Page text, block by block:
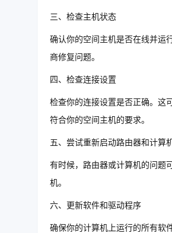
三、检查主机状态
确认你的空间主机是否在线并运
商修复问题。
四、检查连接设置
检查你的连接设置是否正确。这
符合你的空间主机的要求。
五、尝试重新启动路由器和计算
有时候，路由器或计算机的问题
机。
六、更新软件和驱动程序
确保你的计算机上运行的所有软